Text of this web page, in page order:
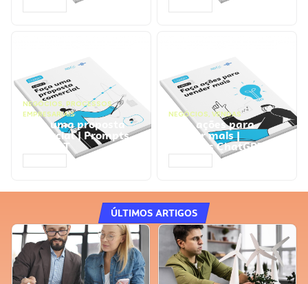
NEGÓCIOS, PROCESSOS
EMPRESARIAIS
Faça uma proposta
comercial | Prompts
ChatGPT
NEGÓCIOS, VENDAS
Faça ações para
vender mais |
Prompts ChatGPT
ÚLTIMOS ARTIGOS